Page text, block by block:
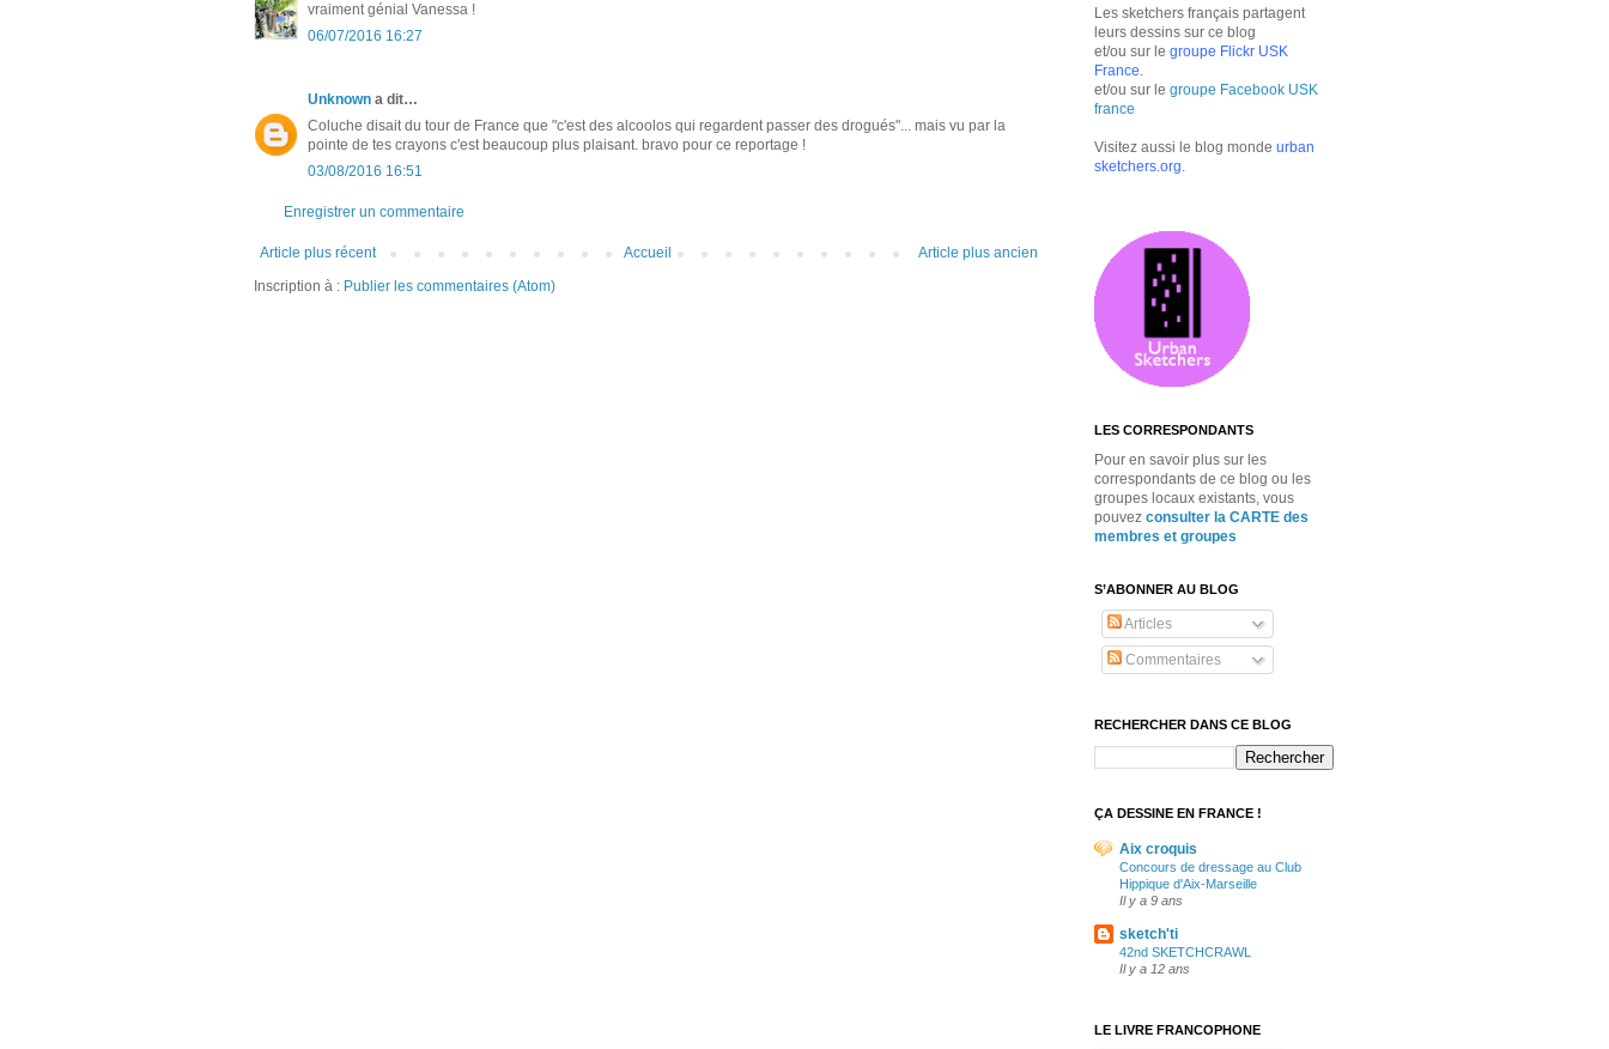
vraiment génial Vanessa !
06/07/2016 16:27
Unknown a dit…
Coluche disait du tour de France que "c'est des alcoolos qui regardent passer des drogués"... mais vu par la
pointe de tes crayons c'est beaucoup plus plaisant. bravo pour ce reportage !
03/08/2016 16:51
Enregistrer un commentaire
Article plus récent Article plus ancien
Accueil
Inscription à : Publier les commentaires (Atom)
Les sketchers français partagent
leurs dessins sur ce blog
et/ou sur le groupe Flickr USK
France
et/ou sur le groupe Facebook USK
france
Visitez aussi le blog monde urban
sketchers.org
LES CORRESPONDANTS
Pour en savoir plus sur les
correspondants de ce blog ou les
groupes locaux existants, vous
pouvez consulter la CARTE des
membres et groupes
S’ABONNER AU BLOG
Articles
Commentaires
RECHERCHER DANS CE BLOG
ÇA DESSINE EN FRANCE !
Aix croquis
Concours de dressage au Club
Hippique d'Aix-Marseille
Il y a 9 ans
sketch'ti
42nd SKETCHCRAWL
Il y a 12 ans
LE LIVRE FRANCOPHONE